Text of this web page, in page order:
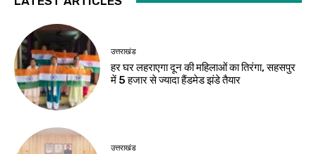
उत्तराखंड
हर घर लहराएगा दून की महिलाओं का तिरंगा, सहसपुर
में 5 हजार से ज्यादा हैंडमेड झंडे तैयार
उत्तराखंड